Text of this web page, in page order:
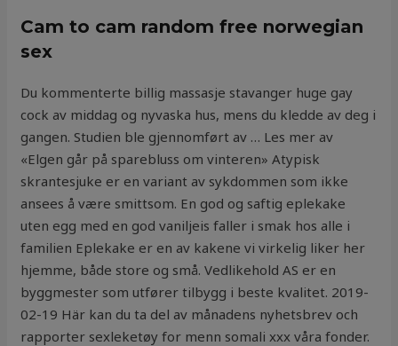
Cam to cam random free norwegian
sex
Du kommenterte billig massasje stavanger huge gay
cock av middag og nyvaska hus, mens du kledde av deg i
gangen. Studien ble gjennomført av … Les mer av
«Elgen går på sparebluss om vinteren» Atypisk
skrantesjuke er en variant av sykdommen som ikke
ansees å være smittsom. En god og saftig eplekake
uten egg med en god vaniljeis faller i smak hos alle i
familien Eplekake er en av kakene vi virkelig liker her
hjemme, både store og små. Vedlikehold AS er en
byggmester som utfører tilbygg i beste kvalitet. 2019-
02-19 Här kan du ta del av månadens nyhetsbrev och
rapporter sexleketøy for menn somali xxx våra fonder.